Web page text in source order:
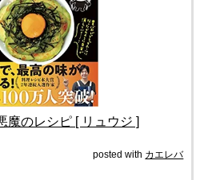
魔のレシピ [ リュウジ ]
posted with カエレバ